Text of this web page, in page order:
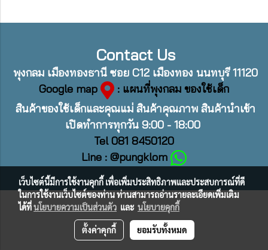
Contact Us
พุงกลม เมืองทองธานี ซอย C12 เมืองทอง นนทบุรี 11120
Google map
: แผนที่พุงกลม ของใช้เด็ก
สินค้าของใช้เด็กและคุณแม่ สินค้าคุณภาพ สินค้านำเข้า
เปิดทำการทุกวัน 9:00 - 18:00
Tel 081 8450120
Line : @pungklom
เว็บไซต์นี้มีการใช้งานคุกกี้ เพื่อเพิ่มประสิทธิภาพและประสบการณ์ที่ดี
ในการใช้งานเว็บไซต์ของท่าน ท่านสามารถอ่านรายละเอียดเพิ่มเติม
ได้ที่นโยบายความเป็นส่วนตัว และ นโยบายคุกกี้
ตั้งค่าคุกกี้ ยอมรับทั้งหมด